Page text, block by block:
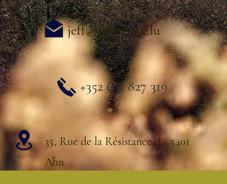
jeff@winery-jk.lu
+352 691 827 319
35, Rue de la Résistance L- 5401
Ahn